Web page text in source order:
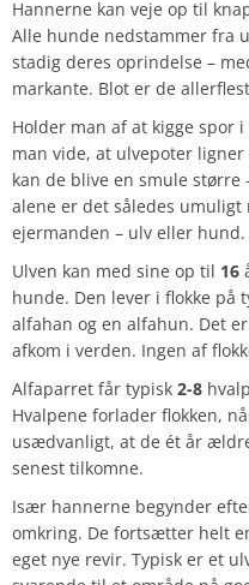
Hannerne kan veje op til
Alle hunde nedstammer fra
stadig deres oprindelse –
markante. Blot er de
Holder man af at kigge spor
man vide, at ulvepoter
kan de blive en smule større
alene er det således
ejermanden – ulv eller hund.
Ulven kan med sine op til 16
hunde. Den lever i flokke på
alfahan og en alfahun. Det
afkom i verden. Ingen af
Alfaparret får typisk 2-8
Hvalpene forlader flokken,
usædvanligt, at de ét år
senest tilkomne.
Især hannerne begynder
omkring. De fortsætter helt
eget nye revir. Typisk er et